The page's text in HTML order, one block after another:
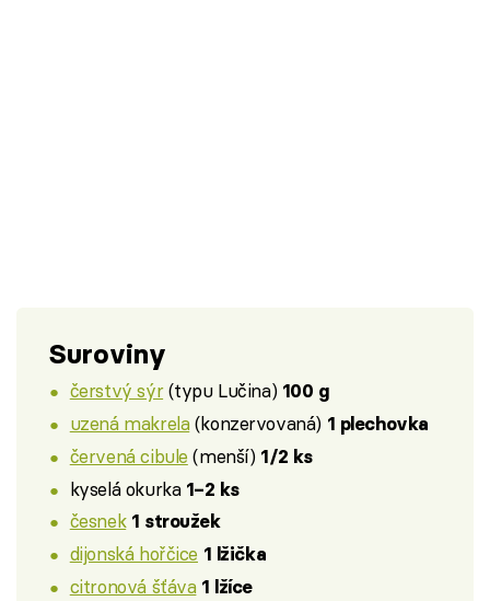
Suroviny
čerstvý sýr(typu Lučina) 100 g
uzená makrela(konzervovaná) 1 plechovka
červená cibule (menší) 1/2 ks
kyselá okurka 1–2 ks
česnek 1 stroužek
dijonská hořčice 1 lžička
citronová šťáva 1 lžíce